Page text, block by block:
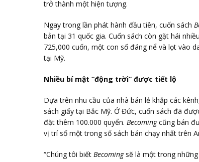
trở thành một hiện tượng.
Ngay trong lần phát hành đầu tiên, cuốn sách
bản tại 31 quốc gia. Cuốn sách còn gặt hái
725,000 cuốn, một con số đáng nể và lọt vào
tại Mỹ.
Nhiều bí mật “động trời” được tiết lộ
Dựa trên nhu cầu của nhà bán lẻ khắp các
sách giấy tại Bắc Mỹ. Ở Đức, cuốn sách đã
đặt thêm 100.000 quyển. Becomingcũng bán
vị trí số một trong số sách bán chạy nhất trên
“Chúng tôi biết Becomingsẽ là một trong những